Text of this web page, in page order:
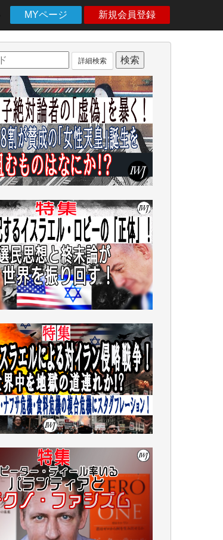
MYページ 新規会員登録
詳細検索